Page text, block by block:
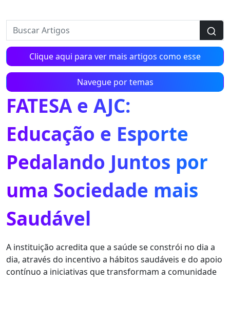
Clique aqui para ver mais artigos como esse
Navegue por temas
FATESA e AJC:
Educação e Esporte
Pedalando Juntos por
uma Sociedade mais
Saudável
A instituição acredita que a saúde se constrói no dia a
dia, através do incentivo a hábitos saudáveis e do apoio
contínuo a iniciativas que transformam a comunidade